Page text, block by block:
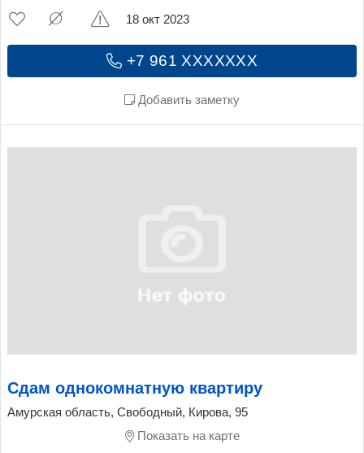
+7 961 XXXXXXX
Добавить заметку
18 окт 2023
Сдам однокомнатную квартиру
Амурская область, Свободный, Кирова, 95
Показать на карте